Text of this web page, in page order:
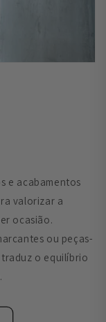
e acabamentos
valorizar a
ocasião.
ou peças-
o equilíbrio